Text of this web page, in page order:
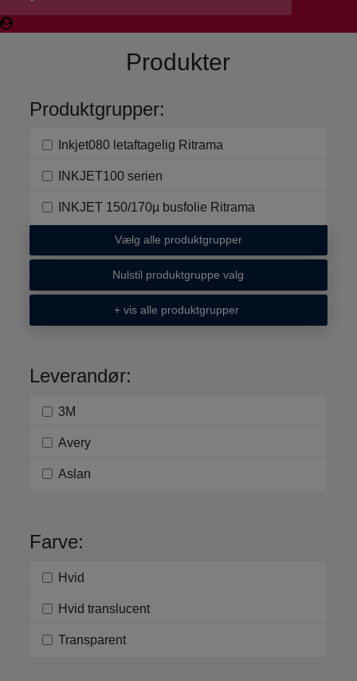
Produkter
Produktgrupper:
Inkjet080 letaftagelig Ritrama
INKJET100 serien
INKJET 150/170µ busfolie Ritrama
Vælg alle produktgrupper
Nulstil produktgruppe valg
Leverandør:
3M
Avery
Aslan
Farve:
Hvid
Hvid translucent
Transparent